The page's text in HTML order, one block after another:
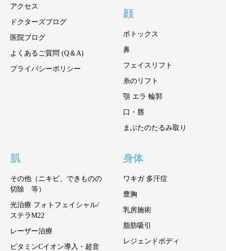
アクセス
ドクターズブログ
医院ブログ
よくあるご質問 (Q＆A)
プライバシーポリシー
顔
ボトックス
鼻
フェイスリフト
糸のリフト
顎 エラ 輪郭
口・唇
まぶたのたるみ取り
肌
その他（ニキビ、できものの
切除 等）
光治療 フォトフェイシャル/
ステラM22
レーザー治療
ビタミンCイオン導入・超音
身体
ワキガ 多汗症
豊胸
乳房施術
脂肪吸引
レジェンドボディ